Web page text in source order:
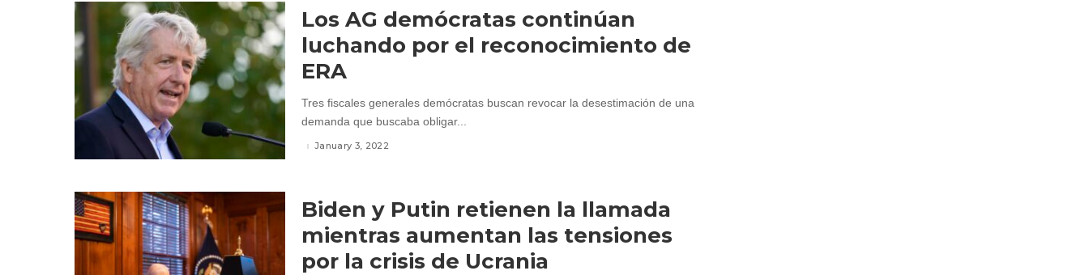
Los AG demócratas continúan
luchando por el reconocimiento de
ERA
Tres fiscales generales demócratas buscan revocar la desestimación de una
demanda que buscaba obligar...
January 3, 2022
Biden y Putin retienen la llamada
mientras aumentan las tensiones
por la crisis de Ucrania